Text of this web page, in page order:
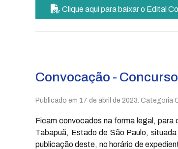
Clique aqui para baixar o Edital
Convocação -
Publicado em 17 de abril de 2023 . Categoria
Ficam convocados na forma legal,
Tabapuã, Estado de São Paulo,
publicação deste, no horário de